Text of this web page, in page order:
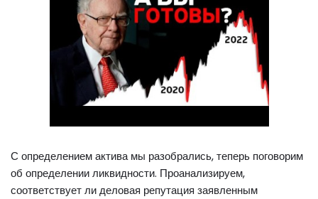
С определением актива мы разобрались, теперь поговорим
об определении ликвидности. Проанализируем,
соответствует ли деловая репутация заявленным